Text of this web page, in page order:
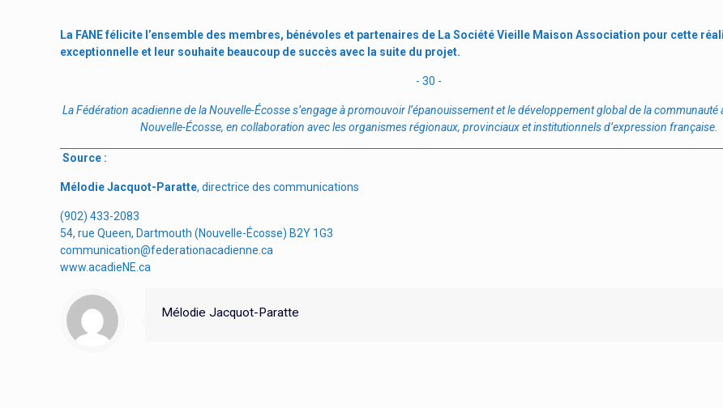
La FANE félicite l’ensemble des membres, bénévoles et partenaires de La Société Vieille Maison Association pour cette
exceptionnelle et leur souhaite beaucoup de succès avec la suite du projet.
- 30 -
La Fédération acadienne de la Nouvelle-Écosse s’engage à promouvoir l’épanouissement et le développement global de la communauté
Nouvelle-Écosse, en collaboration avec les organismes régionaux, provinciaux et institutionnels d’expression française.
Source :
Mélodie Jacquot-Paratte, directrice des communications
(902) 433-2083
54, rue Queen, Dartmouth (Nouvelle-Écosse) B2Y 1G3
communication@federationacadienne.ca
www.acadieNE.ca
Mélodie Jacquot-Paratte